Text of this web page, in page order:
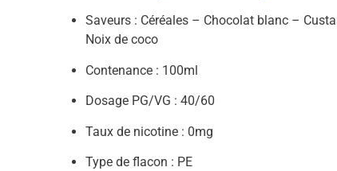
Saveurs : Céréales – Chocolat blanc –
Noix de coco
Contenance : 100ml
Dosage PG/VG : 40/60
Taux de nicotine : 0mg
Type de flacon : PE